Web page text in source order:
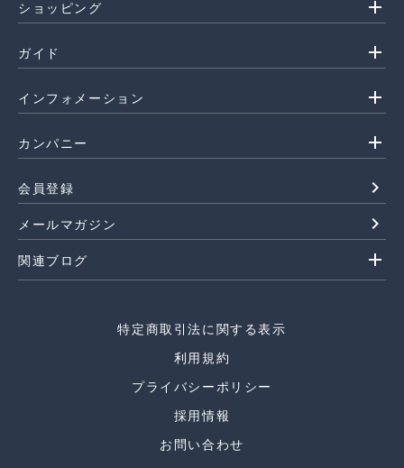
ショッピング add
ガイド add
インフォメーション add
カンパニー add
会員登録 navigate_next
メールマガジン navigate_next
関連ブログ add
特定商取引法に関する表示
利用規約
プライバシーポリシー
採用情報
お問い合わせ